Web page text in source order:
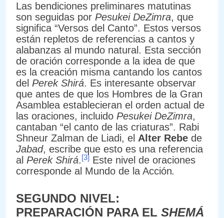
Las bendiciones preliminares matutinas
son seguidas por Pesukei DeZimra, que
significa “Versos del Canto”. Estos versos
están repletos de referencias a cantos y
alabanzas al mundo natural. Esta sección
de oración corresponde a la idea de que
es la creación misma cantando los cantos
del Perek Shirá. Es interesante observar
que antes de que los Hombres de la Gran
Asamblea establecieran el orden actual de
las oraciones, incluido Pesukei DeZimra,
cantaban “el canto de las criaturas”. Rabi
Shneur Zalman de Liadi, el Alter Rebe de
Jabad, escribe que esto es una referencia
al Perek Shirá.[3] Este nivel de oraciones
corresponde al Mundo de la Acción.
SEGUNDO NIVEL:
PREPARACIÓN PARA EL SHEMÁ